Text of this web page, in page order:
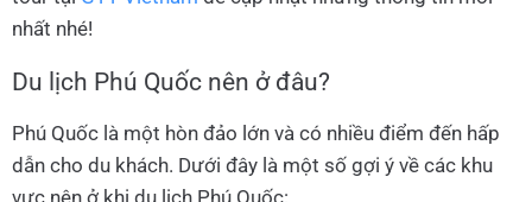
nhất nhé!
Du lịch Phú Quốc nên ở đâu?
Phú Quốc là một hòn đảo lớn và có nhiều điểm đến hấp
dẫn cho du khách. Dưới đây là một số gợi ý về các khu
vực nên ở khi du lịch Phú Quốc: